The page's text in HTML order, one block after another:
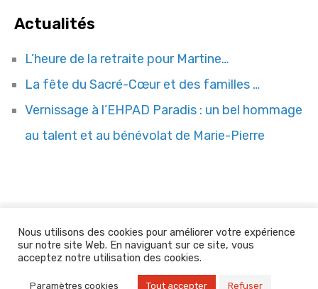
Actualités
L’heure de la retraite pour Martine…
La fête du Sacré-Cœur et des familles …
Vernissage à l’EHPAD Paradis : un bel hommage
au talent et au bénévolat de Marie-Pierre
Site web réalisé parCOQPIT Agence Digitale
Mentions légales
Nous utilisons des cookies pour améliorer votre expérience
sur notre site Web. En naviguant sur ce site, vous
acceptez notre utilisation des cookies.
Paramètres cookies Tout accepter Refuser